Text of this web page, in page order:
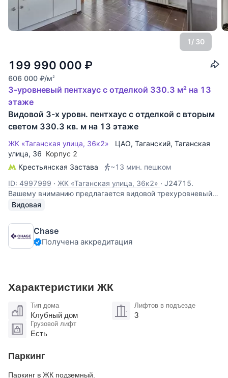
1/ 30
199 990 000 ₽
606 000 ₽/м2
3-уровневый пентхаус с отделкой 330.3 м² на 13
этаже
Видовой 3-х уровн. пентхаус с отделкой с вторым
светом 330.3 кв. м на 13 этаже
ЖК «Таганская улица, 36к2» ЦАО, Таганский, Таганская
улица, 36 Корпус 2
Крестьянская Застава
~13 мин. пешком
ID: 4997999 · ЖК «Таганская улица, 36к2» · J24715.
Вашему вниманию предлагается видовой трехуровневый
пентхаус в центре Москвы, в клубном доме бизнес класса.
монастыря и Воскресенского собора. Особенностью
квартиры является наличие трех
Видовая
Chase
Получена аккредитация
Характеристики ЖК
Тип дома
Клубный дом
Лифтов в подъезде
3
Грузовой лифт
Есть
Паркинг
Паркинг в ЖК подземный.